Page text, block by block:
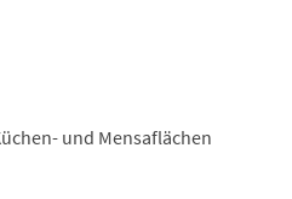
und Mensaflächen